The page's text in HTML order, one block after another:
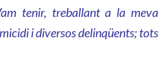
tenir, treballant a la meva
i diversos delinqüents; tots